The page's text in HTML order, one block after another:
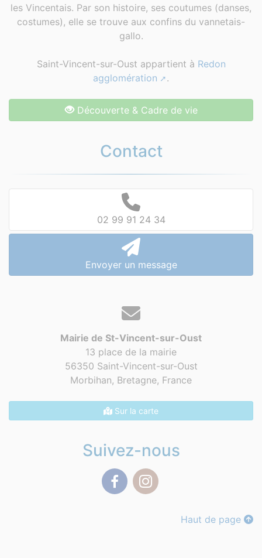
les Vincentais. Par son histoire, ses coutumes (danses,
costumes), elle se trouve aux confins du vannetais-
gallo.
Saint-Vincent-sur-Oust appartient à Redon
agglomération
.
Découverte & Cadre de vie
Contact
02 99 91 24 34
Envoyer un message
Mairie de St-Vincent-sur-Oust
13 place de la mairie
56350 Saint-Vincent-sur-Oust
Morbihan, Bretagne, France
Sur la carte
Suivez-nous
Haut de page